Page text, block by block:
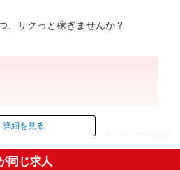
、サクっと稼ぎませんか？
ID：AE0518309889
詳細を見る
同じ求人